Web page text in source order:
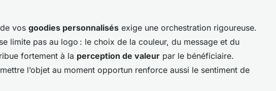
vos goodies personnalisés exige une orchestration rigoureuse.
limite pas au logo : le choix de la couleur, du message et du
fortement à la perception de valeur par le bénéficiaire.
l’objet au moment opportun renforce aussi le sentiment de